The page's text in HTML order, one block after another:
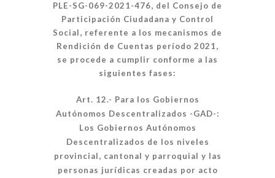
PLE-SG-069-2021-476, del Consejo de
Participación Ciudadana y Control
Social, referente a los mecanismos de
Rendición de Cuentas período 2021,
se procede a cumplir conforme a las
siguientes fases:
Art. 12.- Para los Gobiernos
Autónomos Descentralizados -GAD-:
Los Gobiernos Autónomos
Descentralizados de los niveles
provincial, cantonal y parroquial y las
personas jurídicas creadas por acto